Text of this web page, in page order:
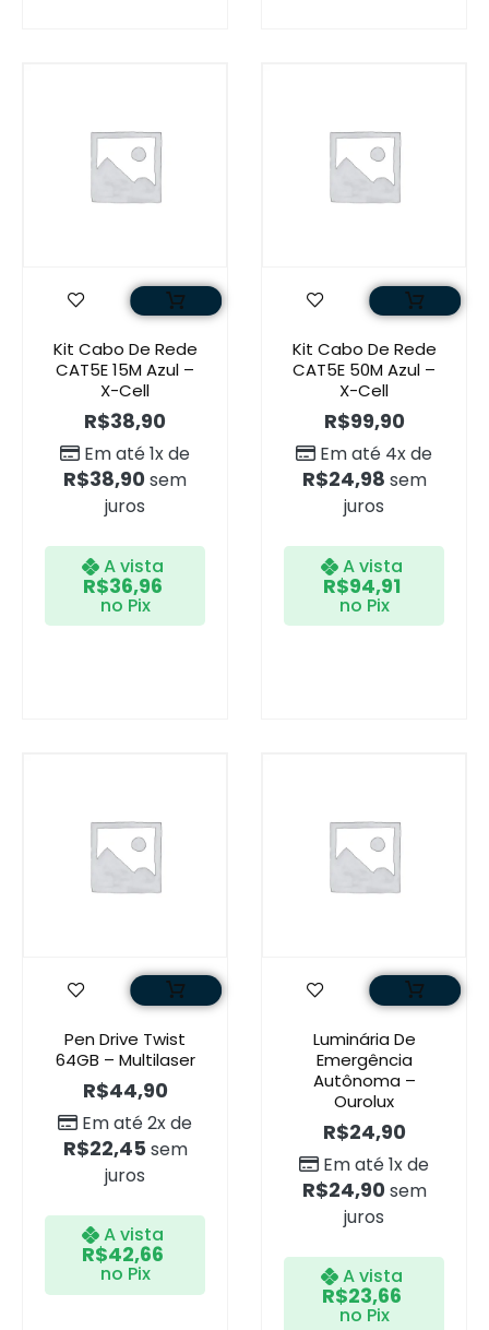
Kit Cabo De Rede
CAT5E 15M Azul –
X-Cell
R$38,90
Em até 1x de
R$38,90 sem
juros
A vista
R$36,96
no Pix
Kit Cabo De Rede
CAT5E 50M Azul –
X-Cell
R$99,90
Em até 4x de
R$24,98 sem
juros
A vista
R$94,91
no Pix
Pen Drive Twist
64GB – Multilaser
R$44,90
Em até 2x de
R$22,45 sem
juros
A vista
R$42,66
no Pix
Luminária De
Emergência
Autônoma –
Ourolux
R$24,90
Em até 1x de
R$24,90 sem
juros
A vista
R$23,66
no Pix